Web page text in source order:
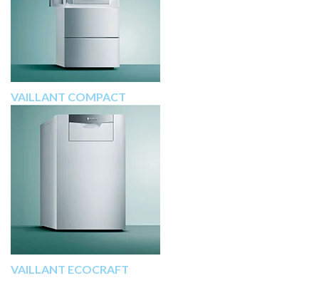
VAILLANT COMPACT
VAILLANT ECOCRAFT